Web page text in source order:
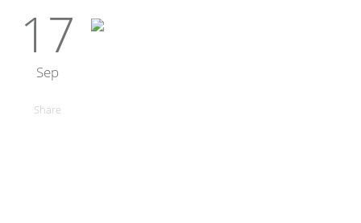
17
Sep
Share